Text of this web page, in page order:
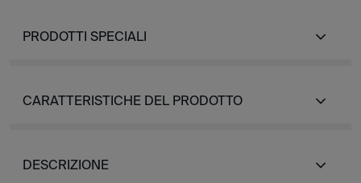
PRODOTTI SPECIALI
CARATTERISTICHE DEL PRODOTTO
DESCRIZIONE